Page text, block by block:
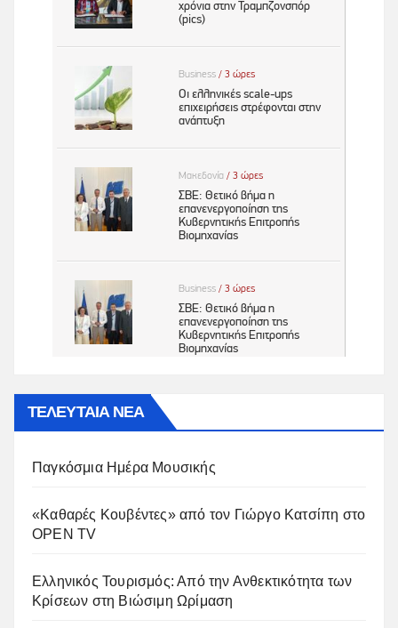
ΤΕΛΕΥΤΑΙΑ ΝΕΑ
Παγκόσμια Ημέρα Μουσικής
«Καθαρές Κουβέντες» από τον Γιώργο Κατσίπη στο
OPEN TV
Ελληνικός Τουρισμός: Από την Ανθεκτικότητα των
Κρίσεων στη Βιώσιμη Ωρίμαση